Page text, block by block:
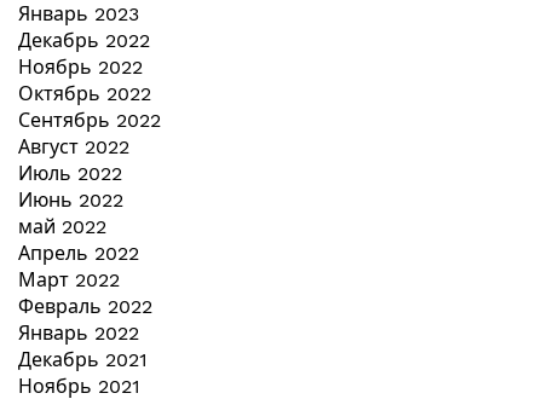
Январь 2023
Декабрь 2022
Ноябрь 2022
Октябрь 2022
Сентябрь 2022
Август 2022
Июль 2022
Июнь 2022
май 2022
Апрель 2022
Март 2022
Февраль 2022
Январь 2022
Декабрь 2021
Ноябрь 2021